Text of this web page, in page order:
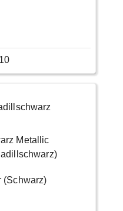
Metallic
(Schwarz)